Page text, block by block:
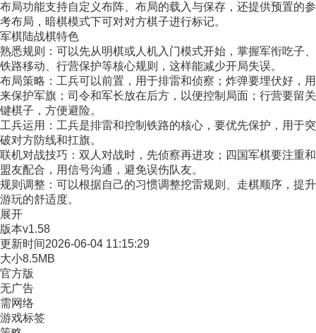
布局功能支持自定义布阵、布局的载入与保存，还提供预置的参
考布局，暗棋模式下可对对方棋子进行标记。
军棋陆战棋特色
熟悉规则：可以先从明棋或人机入门模式开始，掌握军衔吃子、
铁路移动、行营保护等核心规则，这样能减少开局失误。
布局策略：工兵可以前置，用于排雷和侦察；炸弹要埋伏好，用
来保护军旗；司令和军长放在后方，以便控制局面；行营要留关
键棋子，方便避险。
工兵运用：工兵是排雷和控制铁路的核心，要优先保护，用于突
破对方防线和扛旗。
联机对战技巧：双人对战时，先侦察再进攻；四国军棋要注重和
盟友配合，用信号沟通，避免误伤队友。
规则调整：可以根据自己的习惯调整挖雷规则、走棋顺序，提升
游玩的舒适度。
展开
版本v1.58
更新时间2026-06-04 11:15:29
大小8.5MB
官方版
无广告
需网络
游戏标签